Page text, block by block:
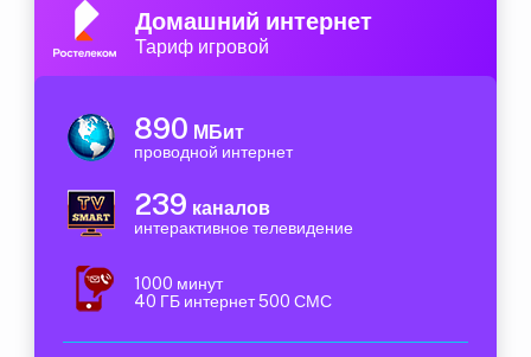
Домашний интернет
Тариф игровой
890 МБит
проводной интернет
239 каналов
интерактивное телевидение
1000 минут
40 ГБ интернет 500 СМС